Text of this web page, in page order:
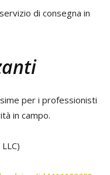
di consegna in
per i professionisti
in campo.